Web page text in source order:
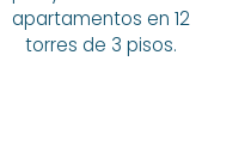
apartamentos en 12
torres de 3 pisos.